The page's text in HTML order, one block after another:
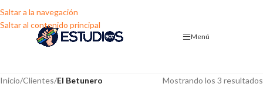
Saltar a la navegación
Saltar al contenido principal
Menú
Inicio/Clientes/El Betunero Mostrando los 3 resultados